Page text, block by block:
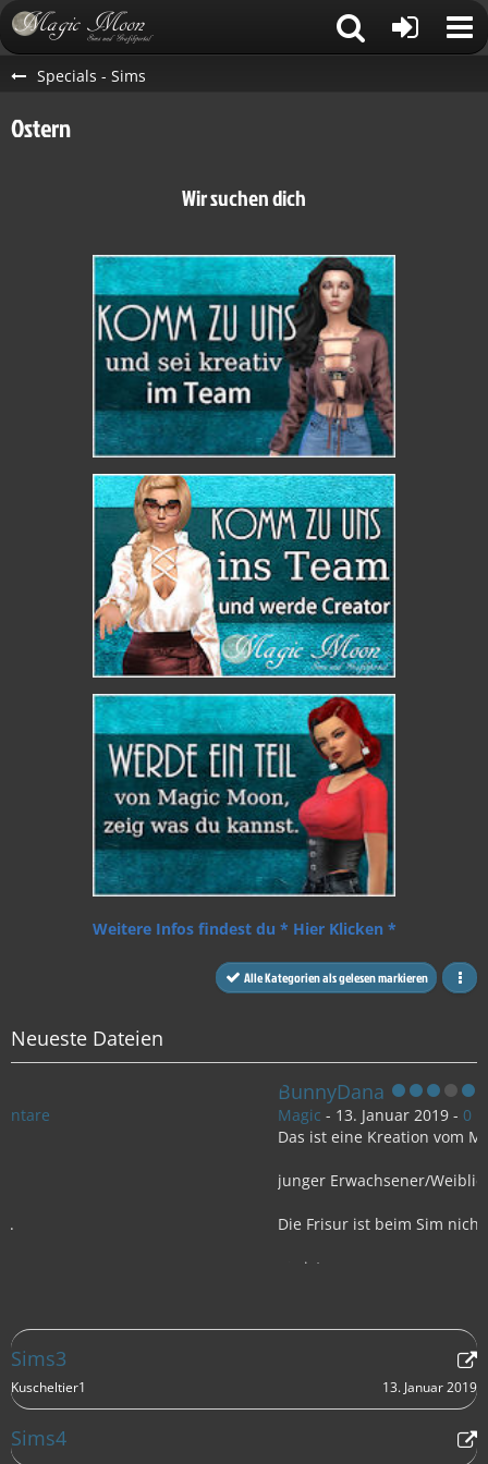
Specials - Sims
Ostern
Wir suchen dich
Weitere Infos findest du * Hier Klicken *
Alle Kategorien als gelesen markieren
Neueste Dateien
Magic
0 Kommentare
Die Frisur ist beim Sim nicht dabei.
die ohren sind von
http://www.rosesims2.net/
Meine UpdateVersion ist 6.0.81.009001
Sims3
Kuscheltier1 13. Januar 2019
Sims4